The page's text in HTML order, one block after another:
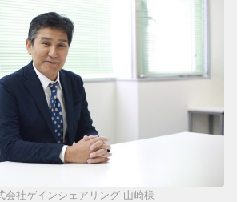
会社ゲインシェアリング 山崎様